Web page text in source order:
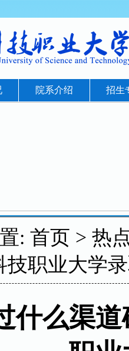
院系介绍 招生
:首页 >热
技职业大学
什么渠